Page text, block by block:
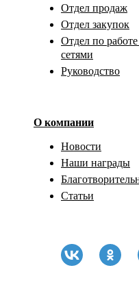
Отдел продаж
Отдел закупок
Отдел по работе
сетями
Руководство
О компании
Новости
Наши награды
Статьи